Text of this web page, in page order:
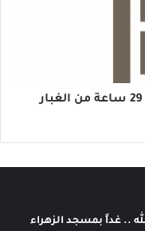
الأرصاد تنبِّه سكان الشرقية إلى 29 ساعة من الغبار
.. غداً بمسجد الزهراء